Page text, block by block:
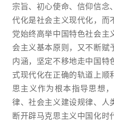
宗旨、初心使命、信仰信念
代化是社会主义现代化，而
党始终高举中国特色社会主
会主义基本原则，又不断赋
内涵，坚定不移地走中国特
式现代化在正确的轨道上顺
思主义作为根本指导思想
律、社会主义建设规律、人
断开辟马克思主义中国化时